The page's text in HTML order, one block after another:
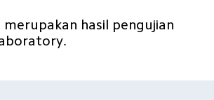
hasil pengujian